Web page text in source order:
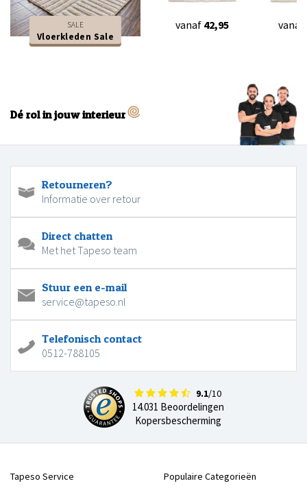
SALE
Vloerkleden Sale
vanaf 42,95 vanaf
Dé rol in jouw interieur
Retourneren?
Informatie over retour
Direct chatten
Met het Tapeso team
Stuur een e-mail
service@tapeso.nl
Telefonisch contact
0512-788105
9.1/10
14.031 Beoordelingen
Kopersbescherming
Tapeso Service
Populaire Categorieën